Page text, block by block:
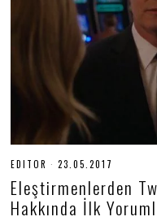
EDITOR 23.05.2017
.
0
6
Eleştirmenlerden
Hakkında İlk